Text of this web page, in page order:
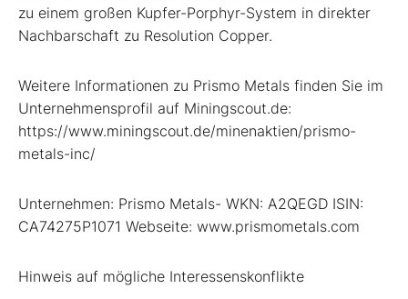
zu einem großen Kupfer-Porphyr-System in direkter
Nachbarschaft zu Resolution Copper.
Weitere Informationen zu Prismo Metals finden Sie im
Unternehmensprofil auf Miningscout.de:
https://www.miningscout.de/minenaktien/prismo-
metals-inc/
Unternehmen: Prismo Metals- WKN: A2QEGD ISIN:
CA74275P1071 Webseite: www.prismometals.com
Hinweis auf mögliche Interessenskonflikte